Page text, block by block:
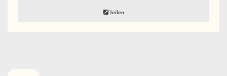
Teilen